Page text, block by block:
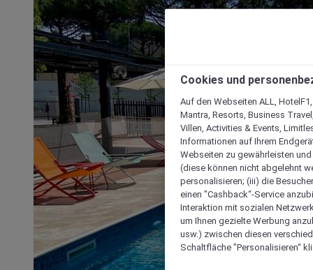
Cookies und
Auf den Webseiten ALL,
Mantra, Resorts, Business
Villen, Activities & Events,
Informationen auf Ihrem
Webseiten zu gewährleisten
(diese können nicht abgelehnt
personalisieren; (iii) die
einen "Cashback“-Service
Interaktion mit sozialen
um Ihnen gezielte Werbung
usw.) zwischen diesen
Schaltfläche "Personalisieren“